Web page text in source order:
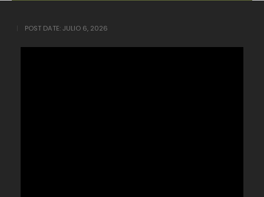
POST DATE:JULIO 6, 2026